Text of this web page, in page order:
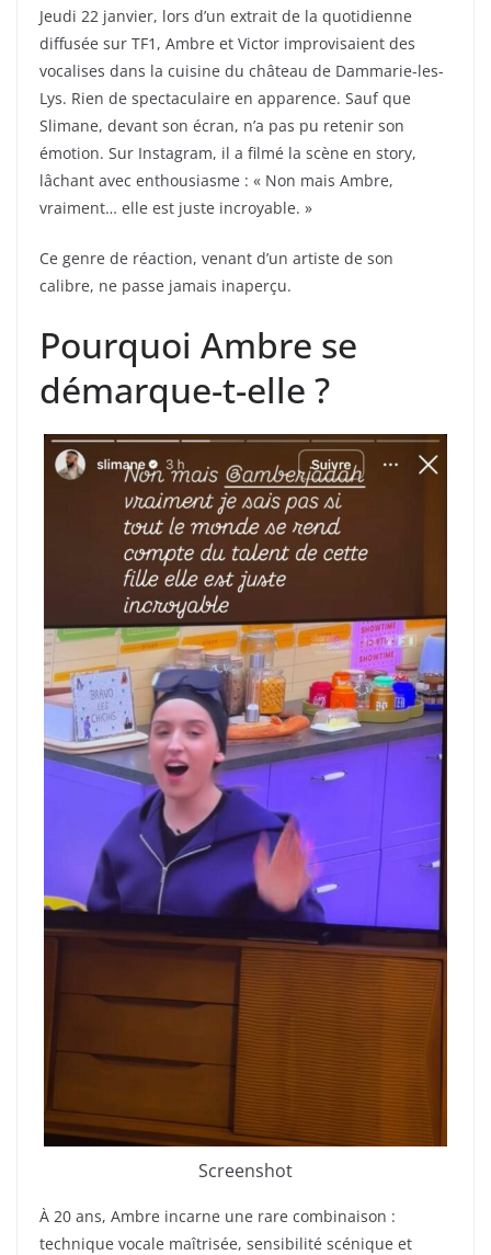
Jeudi 22 janvier, lors d’un extrait de la quotidienne
diffusée sur TF1, Ambre et Victor improvisaient des
vocalises dans la cuisine du château de Dammarie-les-
Lys. Rien de spectaculaire en apparence. Sauf que
Slimane, devant son écran, n’a pas pu retenir son
émotion. Sur Instagram, il a filmé la scène en story,
lâchant avec enthousiasme : « Non mais Ambre,
vraiment… elle est juste incroyable. »
Ce genre de réaction, venant d’un artiste de son
calibre, ne passe jamais inaperçu.
Pourquoi Ambre se
démarque-t-elle ?
Screenshot
À 20 ans, Ambre incarne une rare combinaison :
technique vocale maîtrisée, sensibilité scénique et